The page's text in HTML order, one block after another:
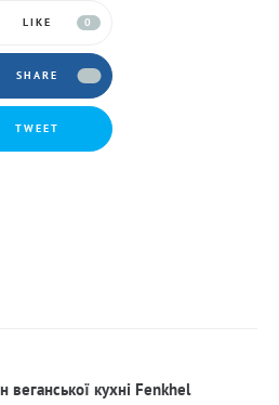
LIKE 0
SHARE
TWEET
веганської кухні Fenkhel